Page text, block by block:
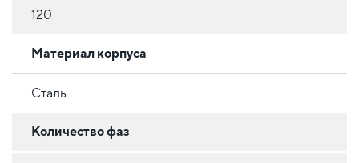
120
Материал корпуса
Сталь
Количество фаз